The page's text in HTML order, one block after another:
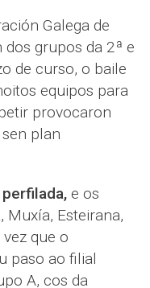
Galega de
grupos da 2ª e
de curso, o baile
equipos para
provocaron
plan
e os
Muxía, Esteirana,
que o
paso ao filial
A, cos da